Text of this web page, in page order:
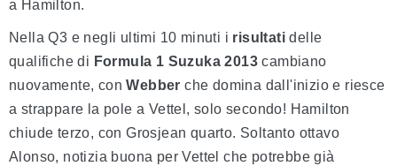
a Hamilton.
Nella Q3 e negli ultimi 10 minuti i risultati delle
qualifiche di Formula 1 Suzuka 2013 cambiano
nuovamente, conWebber che domina dall'inizio e riesce
a strappare la pole a Vettel, solo secondo! Hamilton
chiude terzo, con Grosjean quarto. Soltanto ottavo
Alonso, notizia buona per Vettel che potrebbe già